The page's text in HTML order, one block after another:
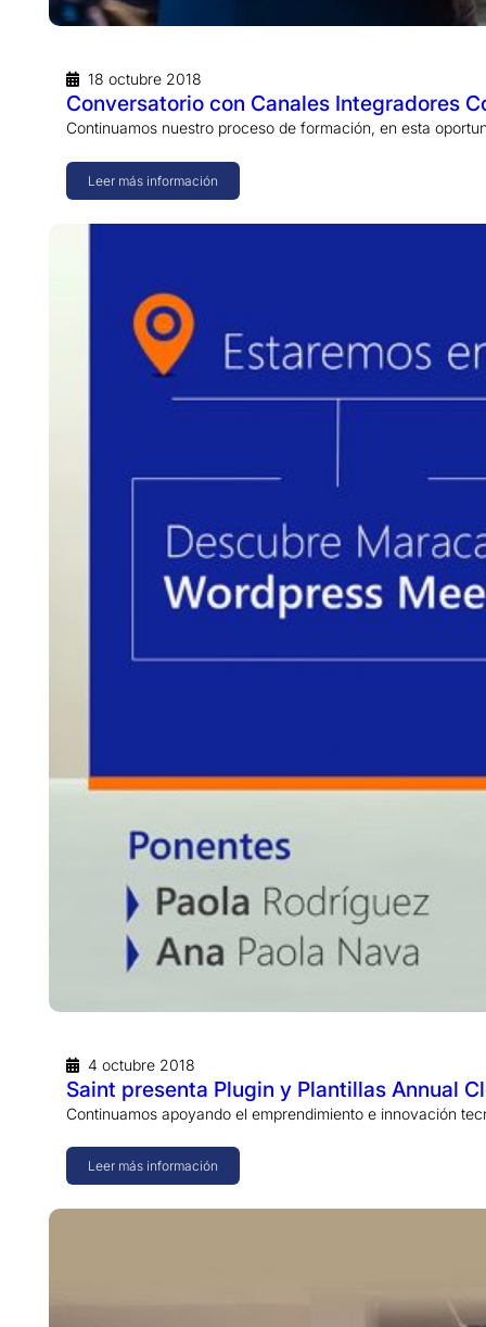
18 octubre 2018
Conversatorio con Canales Integradores
Continuamos nuestro proceso de formación, en esta
Leer más información
4 octubre 2018
Saint presenta Plugin y Plantillas Annual
Continuamos apoyando el emprendimiento e innovación
Leer más información